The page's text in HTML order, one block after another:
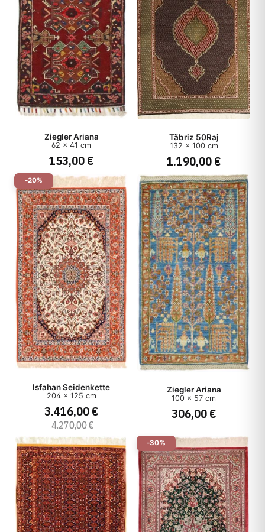
Ziegler Ariana
62 x 41 cm
153,00 €
Täbriz 50Raj
132 x 100 cm
1.190,00 €
-20%
Isfahan Seidenkette
204 x 125 cm
3.416,00 €
4.270,00 €
Ziegler Ariana
100 x 57 cm
306,00 €
-30%